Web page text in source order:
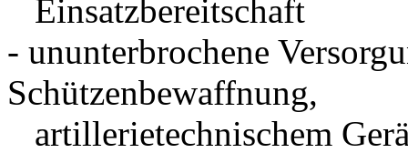
Einsatzbereitschaft
- ununterbrochene
Schützenbewaffnung,
artillerietechnischem